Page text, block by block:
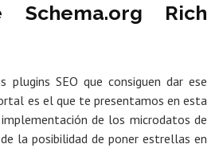
Rich
SEO que consiguen dar ese
es el que te presentamos en esta
de los microdatos de
la posibilidad de poner estrellas en